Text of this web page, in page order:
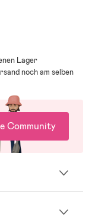
größer aus.
Lager
noch am selben
Community